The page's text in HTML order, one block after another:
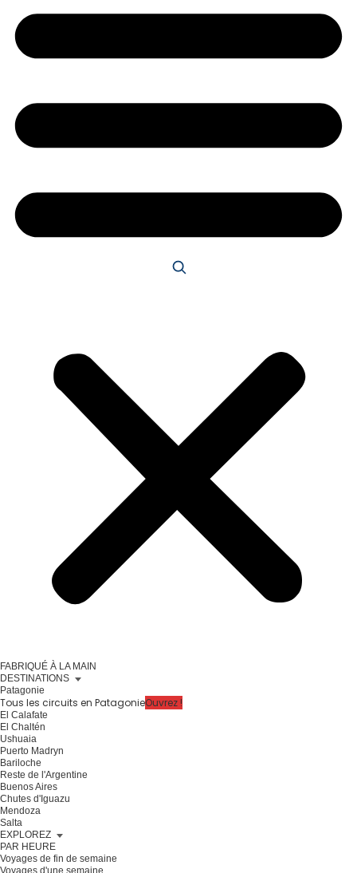
FABRIQUÉ À LA MAIN
DESTINATIONS
Patagonie
Tous les circuits en PatagonieOuvrez !
El Calafate
El Chaltén
Ushuaia
Puerto Madryn
Bariloche
Reste de l'Argentine
Buenos Aires
Chutes d'Iguazu
Mendoza
Salta
EXPLOREZ
PAR HEURE
Voyages de fin de semaine
Voyages d'une semaine